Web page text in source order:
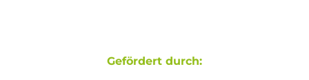
Gefördert durch: